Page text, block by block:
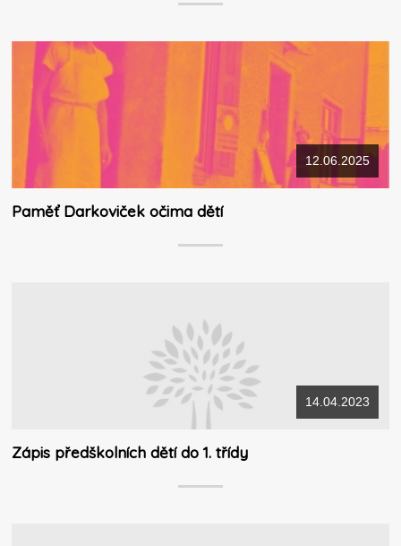
12.06.2025
Paměť Darkoviček očima dětí
14.04.2023
Zápis předškolních dětí do 1. třídy